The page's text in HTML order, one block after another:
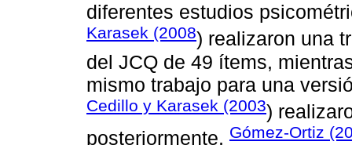
diferentes estudios
Karasek (2008) realizaron una
del JCQ de 49 ítems,
mismo trabajo para una
Cedillo y Karasek (2003)
posteriormente, Gómez-Ortiz